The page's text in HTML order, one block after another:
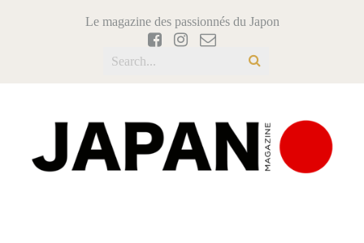
Le magazine des passionnés du Japon